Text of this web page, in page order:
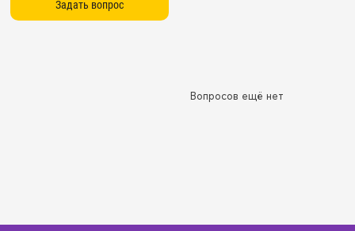
Вопросов ещё нет